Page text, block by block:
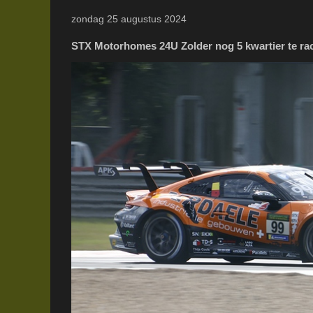
zondag 25 augustus 2024
STX Motorhomes 24U Zolder nog 5 kwartier te